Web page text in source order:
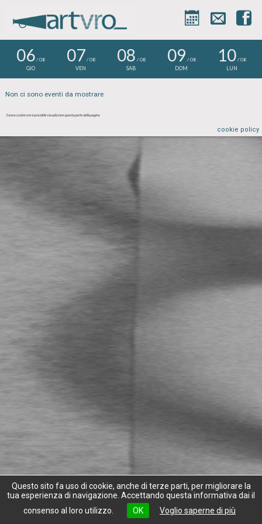
Questo sito fa uso di cookie, anche di terze parti, per migliorare la
tua esperienza di navigazione. Accettando questa informativa dai il
consenso al loro utilizzo.
OK Voglio saperne di più



06/ 08
GIO
07 / 08
VEN
08 / 08
SAB
09 / 08
DOM
10/ 08
LUN
Non ci sono eventi da mostrare
Senza cookie non è possibile visualizzare questa parte della pagina
cookie policy